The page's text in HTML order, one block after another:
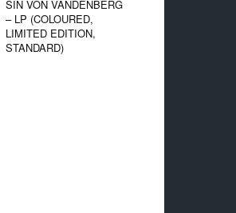
SIN VON VANDENBERG
– LP (COLOURED,
LIMITED EDITION,
STANDARD)